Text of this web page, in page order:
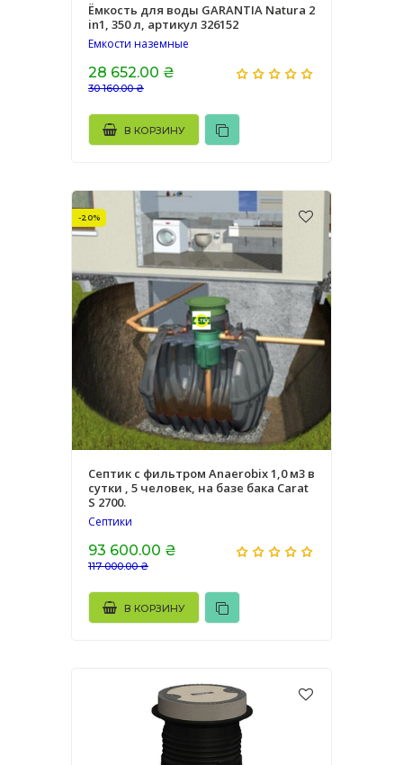
Ёмкость для воды GARANTIA Natura 2
in1, 350 л, артикул 326152
Емкости наземные
28 652.00 ₴
30 160.00 ₴
В КОРЗИНУ
-20%
Септик с фильтром Anaerobix 1,0 м3 в
сутки , 5 человек, на базе бака Carat
S 2700.
Септики
93 600.00 ₴
117 000.00 ₴
В КОРЗИНУ